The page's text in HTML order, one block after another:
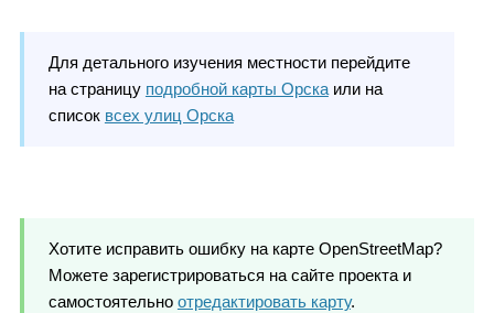
Для детального изучения местности перейдите
на страницу подробной карты Орскаили на
список всех улиц Орска
Хотите исправить ошибку на карте OpenStreetMap?
Можете зарегистрироваться на сайте проекта и
самостоятельно отредактировать карту.